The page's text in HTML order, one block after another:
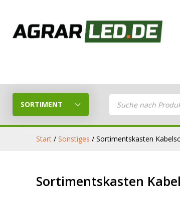
SORTIMENT
Products
search
LED Planer
Stelle dein eigenes LED-Paket
Start / Sonstiges / Sortimentskasten
Sortimentskasten